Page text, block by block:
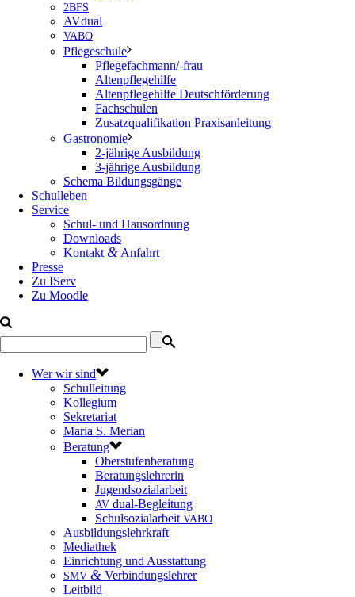
2BFS
AVdual
VABO
Pflegeschule
Pflegefachmann/-frau
Altenpflegehilfe
Altenpflegehilfe Deutschförderung
Fachschulen
Zusatzqualifikation Praxisanleitung
Gastronomie
2-jährige Ausbildung
3-jährige Ausbildung
Schema Bildungsgänge
Schulleben
Service
Schul- und Hausordnung
Downloads
Kontakt & Anfahrt
Presse
Zu IServ
Zu Moodle
Wer wir sind
Schulleitung
Kollegium
Sekretariat
Maria S. Merian
Beratung
Oberstufenberatung
Beratungslehrerin
Jugendsozialarbeit
AV dual-Begleitung
Schulsozialarbeit VABO
Ausbildungslehrkraft
Mediathek
Einrichtung und Ausstattung
SMV & Verbindungslehrer
Leitbild